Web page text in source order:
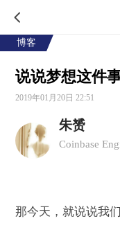
博客
说说梦想这件
2019年01月20日 22:51
朱赟
Coinbase
那今天，就说说我